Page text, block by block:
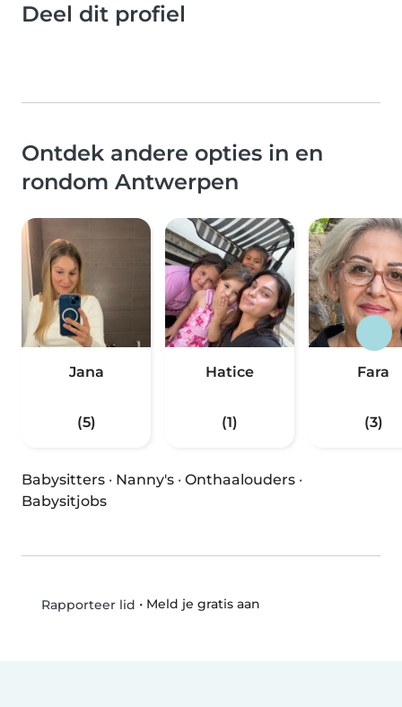
Deel dit profiel
Ontdek andere opties in en
rondom Antwerpen
Jana
(5)
Hatice
(1)
Fara
(3)
Babysitters · Nanny's · Onthaalouders ·
Babysitjobs
Rapporteer lid • Meld je gratis aan